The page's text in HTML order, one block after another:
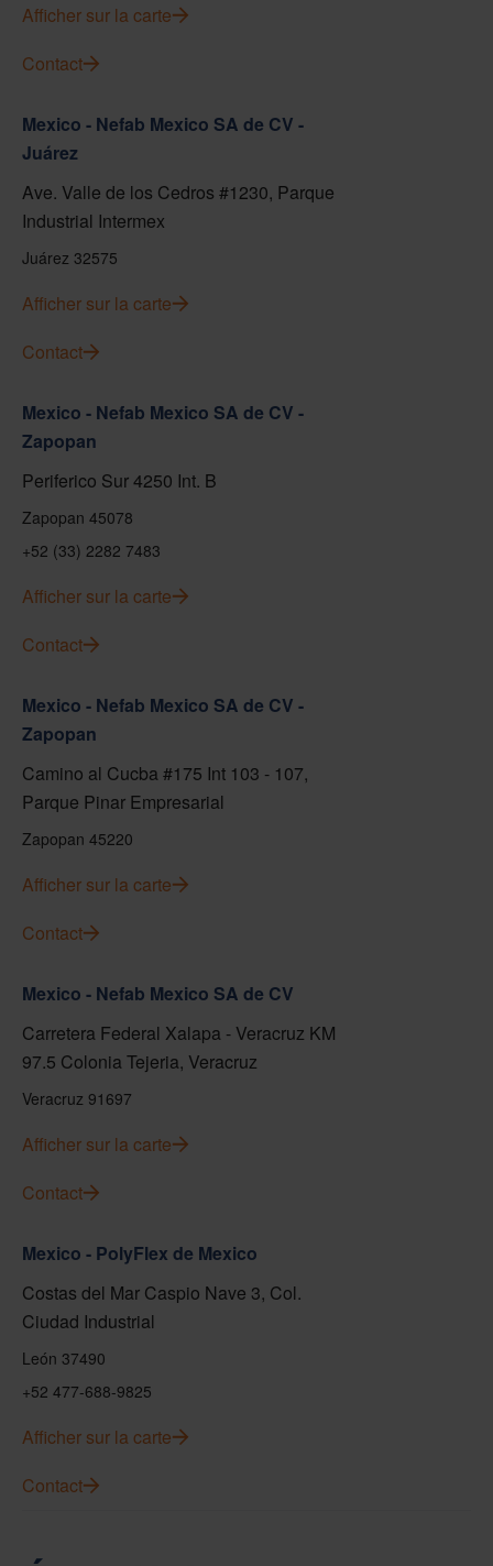
Afficher sur la carte
Contact
Mexico - Nefab Mexico SA de CV -
Juárez
Ave. Valle de los Cedros #1230, Parque
Industrial Intermex
Juárez 32575
Afficher sur la carte
Contact
Mexico - Nefab Mexico SA de CV -
Zapopan
Periferico Sur 4250 Int. B
Zapopan 45078
+52 (33) 2282 7483
Afficher sur la carte
Contact
Mexico - Nefab Mexico SA de CV -
Zapopan
Camino al Cucba #175 Int 103 - 107,
Parque Pinar Empresarial
Zapopan 45220
Afficher sur la carte
Contact
Mexico - Nefab Mexico SA de CV
Carretera Federal Xalapa - Veracruz KM
97.5 Colonia Tejeria, Veracruz
Veracruz 91697
Afficher sur la carte
Contact
Mexico - PolyFlex de Mexico
Costas del Mar Caspio Nave 3, Col.
Ciudad Industrial
León 37490
+52 477-688-9825
Afficher sur la carte
Contact